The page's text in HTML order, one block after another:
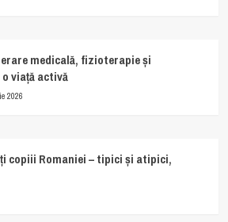
medicală, fizioterapie și
viață activă
2026
copiii Romaniei – tipici și atipici,